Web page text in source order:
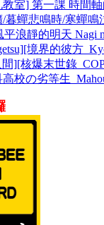
室] 第一課 時間
蟬悲鳴時/寒蟬鳴
浪靜的明天 Nagi
境界的彼方
][核爆末世錄
校の劣等生